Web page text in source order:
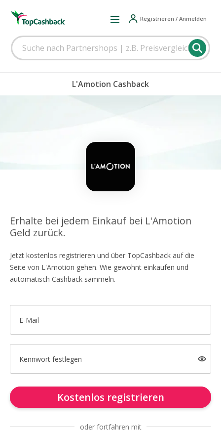
Registrieren / Anmelden
L'Amotion Cashback
Erhalte bei jedem Einkauf bei L'Amotion
Geld zurück.
Jetzt kostenlos registrieren und über TopCashback auf die
Seite von L'Amotion gehen. Wie gewohnt einkaufen und
automatisch Cashback sammeln.
E-Mail
Kennwort festlegen
Kostenlos registrieren
oder fortfahren mit